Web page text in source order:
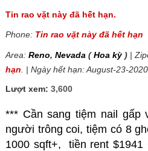
Tin rao vặt này đã hết hạn.
Phone: Tin rao vặt này đã hết hạn
Area: Reno, Nevada (Hoa kỳ)|
hạn . | Ngày hết hạn: August-23-2020
Lượt xem: 3,600
*** Cần sang tiệm nail gấp
người trông coi, tiệm có 8
1000 sqft+, tiền rent $1941